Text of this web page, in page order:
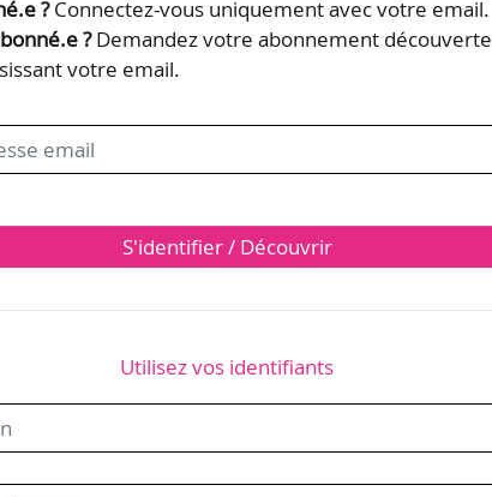
?Connectez-vous uniquement avec votre email.
?Demandez votre abonnement découverte
votre email.
S'identifier / Découvrir
Utilisez vos identifiants